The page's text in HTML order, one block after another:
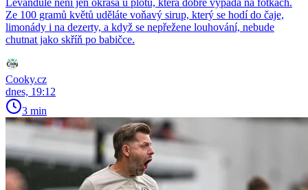
Ze 100 gramů květů uděláte voňavý sirup, který se hodí do čaje,
limonády i na dezerty, a když se nepřežene louhování, nebude
chutnat jako skříň po babičce.
Cooky.cz
dnes, 19:12
3 min